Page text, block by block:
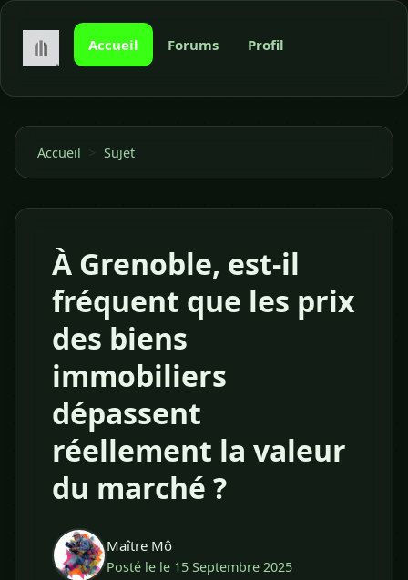
Accueil Forums Profil
Accueil Sujet
À Grenoble, est-il
fréquent que les prix
des biens
immobiliers
dépassent
réellement la valeur
du marché ?
Maître Mô
Posté le le 15 Septembre 2025